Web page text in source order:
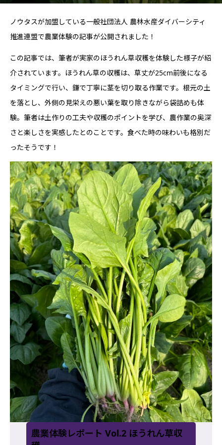
ノウタスが加盟している一般社団法人 農林水産ダイバーシティ
推進連盟で農業体験の記事が公開されました！
この記事では、筆者が実家のほうれん草収穫を体験した様子が紹
介されています。ほうれん草の収穫は、草丈が25cm前後になる
タイミングで行い、鎌で丁寧に茎を切り取る作業です。根元の土
を落とし、外側の見栄えの悪い葉を取り除きながら袋詰めも体
験。筆者は土作りの工夫や収穫のポイントを学び、農作業の奥深
さと楽しさを実感したとのことです。食べた時の味わいも格別だ
ったそうです！
農業体験レポート Vol.2 ほうれん草収